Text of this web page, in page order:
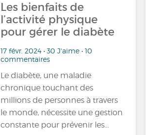
Les bienfaits de
l’activité physique
pour gérer le diabète
17 févr. 2024 • 30 J'aime • 10
commentaires
Le diabète, une maladie
chronique touchant des
millions de personnes à travers
le monde, nécessite une gestion
constante pour prévenir les…